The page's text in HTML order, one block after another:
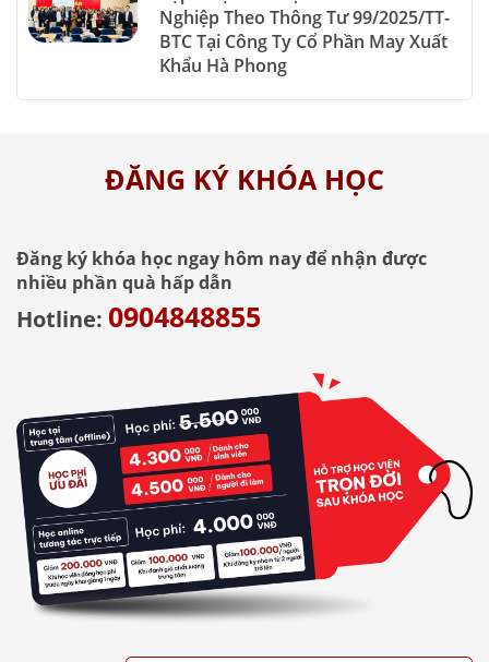
Nghiệp Theo Thông Tư 99/2025/TT-
BTC Tại Công Ty Cổ Phần May Xuất
Khẩu Hà Phong
ĐĂNG KÝ KHÓA HỌC
Đăng ký khóa học ngay hôm nay để nhận được
nhiều phần quà hấp dẫn
Hotline: 0904848855